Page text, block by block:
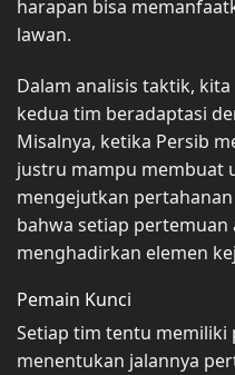
harapan bisa
lawan.
Dalam analisis taktik,
kedua tim beradaptasi
Misalnya, ketika Persib
justru mampu membuat
mengejutkan
bahwa setiap
menghadirkan elemen
Pemain Kunci
Setiap tim tentu memiliki
menentukan jalannya